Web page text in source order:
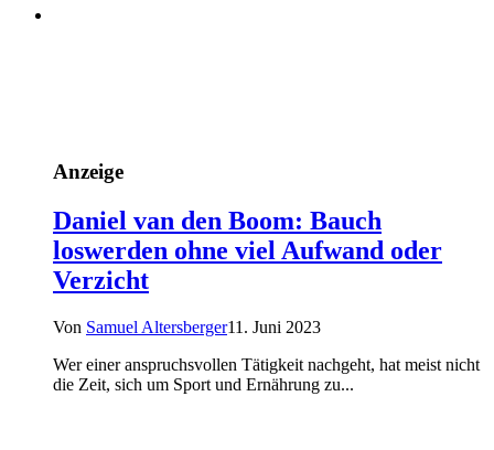
Anzeige
Daniel van den Boom: Bauch
loswerden ohne viel Aufwand oder
Verzicht
Von Samuel Altersberger11. Juni 2023
Wer einer anspruchsvollen Tätigkeit nachgeht, hat meist nicht
die Zeit, sich um Sport und Ernährung zu...